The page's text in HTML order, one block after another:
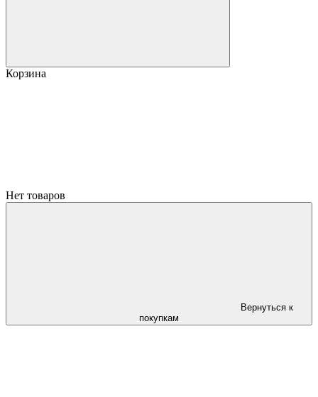
Корзина
Нет товаров
Вернуться к
покупкам